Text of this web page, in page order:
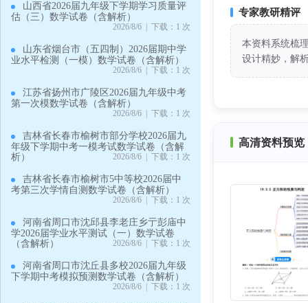
山西省2026届九年级下学期学习质量评
估（三）数学试卷（含解析）
2026/8/6 | 下载：1 次
山东省烟台市（五四制）2026届期中学
业水平检测（一模）数学试卷（含解析）
2026/8/6 | 下载：1 次
江苏省扬州市广陵区2026届九年级中考
第一次模数学试卷（含解析）
2026/8/6 | 下载：1 次
吉林省长春市榆树市部分学校2026届九
年级下学期中考一模考试数学试卷（含解
析）
2026/8/6 | 下载：1 次
吉林省长春市榆树市5中等校2026届中
考第三次学情自测数学试卷（含解析）
2026/8/6 | 下载：1 次
河南省周口市沈邱县李老庄乡亍彭庙中
学2026届学业水平测试（一）数学试卷
（含解析）
2026/8/6 | 下载：1 次
河南省周口市沈丘县多校2026届九年级
下学期中考模拟预测数学试卷（含解析）
2026/8/6 | 下载：1 次
专家教研精评
本资料系统梳
设计精妙，解
高清资料预